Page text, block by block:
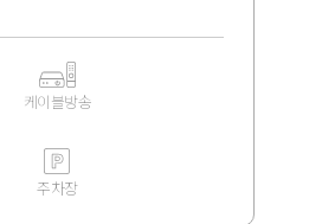
케이블방송
주차장